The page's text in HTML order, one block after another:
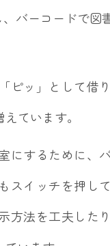
バーコードで図
ピッ」として借
ています。
にするために、
イッチを押し
方法を工夫した